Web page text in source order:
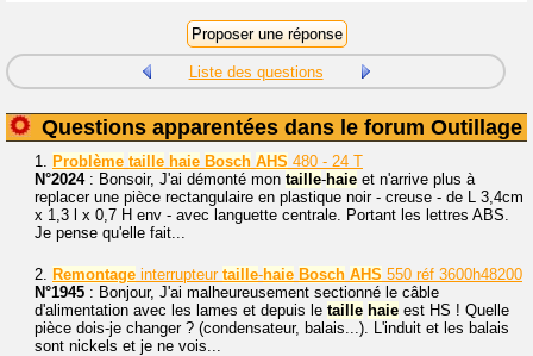
Liste des questions
Questions apparentées dans le forum Outillage
1. Problème taille haie Bosch AHS 480 - 24 T
N°2024: Bonsoir, J'ai démonté mon taille-haie et n'arrive plus à
replacer une pièce rectangulaire en plastique noir - creuse - de L 3,4cm
x 1,3 l x 0,7 H env - avec languette centrale. Portant les lettres ABS.
Je pense qu'elle fait...
2. Remontage interrupteur taille-haie Bosch AHS 550 réf 3600h48200
N°1945 : Bonjour, J'ai malheureusement sectionné le câble
d'alimentation avec les lames et depuis le taille haie est HS ! Quelle
pièce dois-je changer ? (condensateur, balais...). L'induit et les balais
sont nickels et je ne vois...